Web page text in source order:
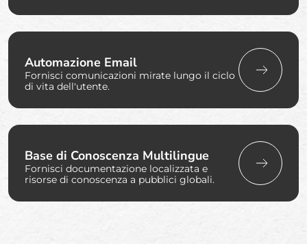
Automazione Email
Fornisci comunicazioni mirate lungo il ciclo
di vita dell'utente.
Base di Conoscenza Multilingue
Fornisci documentazione localizzata e
risorse di conoscenza a pubblici globali.